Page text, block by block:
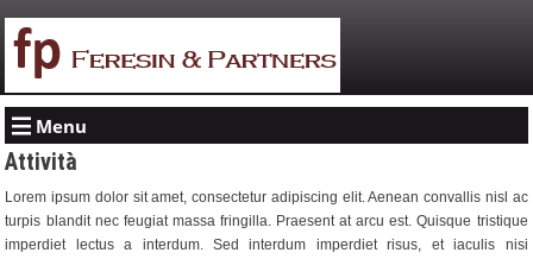
Menu
Attività
Lorem ipsum dolor sit amet, consectetur adipiscing elit. Aenean convallis nisl ac
turpis blandit nec feugiat massa fringilla. Praesent at arcu est. Quisque tristique
imperdiet lectus a interdum. Sed interdum imperdiet risus, et iaculis nisi